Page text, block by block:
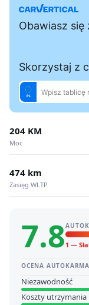
204 KM
Moc
474 km
Zasięg WLTP
7.8 1 —
OCENA
Niezawodność
Koszty utrzymania